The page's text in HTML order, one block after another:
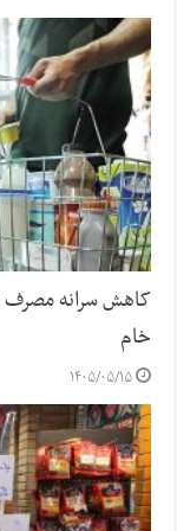
کاهش سرانه مصرف
خام
۱۴۰۵/۰۵/۱۵